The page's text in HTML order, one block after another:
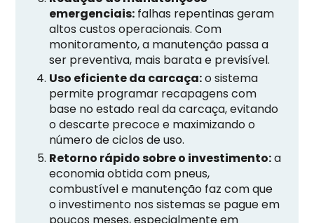
emergenciais: falhas repentinas geram
altos custos operacionais. Com
monitoramento, a manutenção passa a
ser preventiva, mais barata e previsível.
Uso eficiente da carcaça:o sistema
permite programar recapagens com
base no estado real da carcaça, evitando
o descarte precoce e maximizando o
número de ciclos de uso.
Retorno rápido sobre o investimento:a
economia obtida com pneus,
combustível e manutenção faz com que
o investimento nos sistemas se pague em